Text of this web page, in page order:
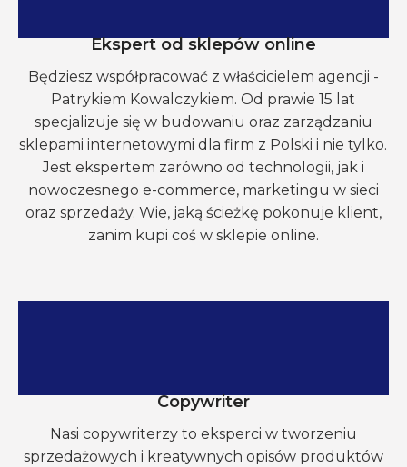
Ekspert od sklepów online
Będziesz współpracować z właścicielem agencji -
Patrykiem Kowalczykiem. Od prawie 15 lat
specjalizuje się w budowaniu oraz zarządzaniu
sklepami internetowymi dla firm z Polski i nie tylko.
Jest ekspertem zarówno od technologii, jak i
nowoczesnego e-commerce, marketingu w sieci
oraz sprzedaży. Wie, jaką ścieżkę pokonuje klient,
zanim kupi coś w sklepie online.
Copywriter
Nasi copywriterzy to eksperci w tworzeniu
sprzedażowych i kreatywnych opisów produktów